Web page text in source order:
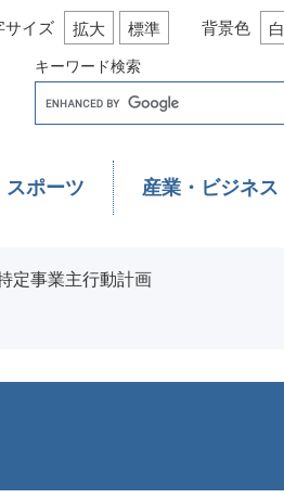
キーワード検索
サイズ 拡大 標準 背景色 白
スポーツ 産業・ビジネス
定事業主行動計画